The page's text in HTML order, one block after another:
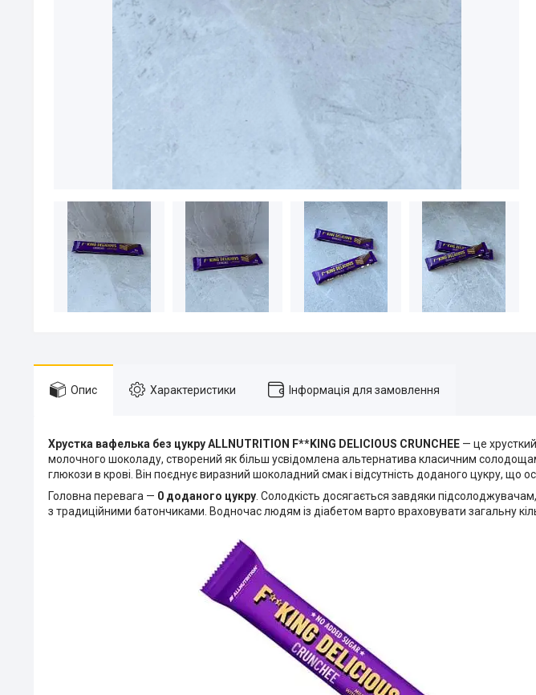
Опис Характеристики Інформація для замовлення
Хрустка вафелька без цукру ALLNUTRITION F**KING DELICIOUS CRUNCHEE — це
молочного шоколаду, створений як більш усвідомлена альтернатива класичним
глюкози в крові. Він поєднує виразний шоколадний смак і відсутність доданого цукру,
Головна перевага — 0 доданого цукру . Солодкість досягається завдяки
з традиційними батончиками. Водночас людям із діабетом варто враховувати загальну